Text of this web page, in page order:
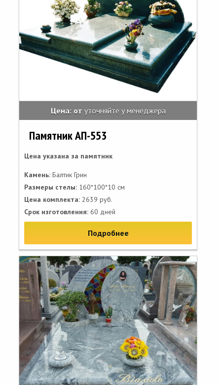
Цена: от уточняйте у менеджера
Памятник АП-553
Цена указана за памятник
Камень: Балтик Грин
Размеры стелы: 160*100*10 см
Цена комплекта: 2639 руб.
Срок изготовления: 60 дней
Подробнее